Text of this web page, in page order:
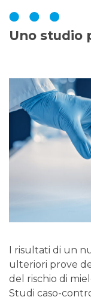
Uno studio
I risultati di un
ulteriori prove
del rischio di
Studi caso-